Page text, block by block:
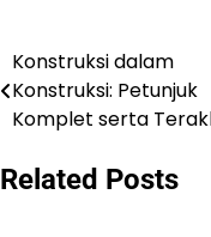
Navigasi
pos
Konstruksi dalam
Konstruksi: Petunjuk
Komplet serta
Related Posts